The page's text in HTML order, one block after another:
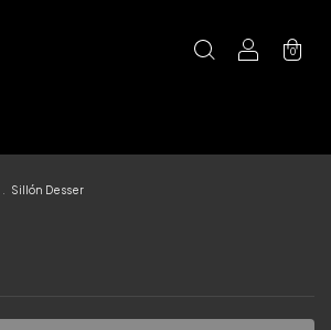
0
Sillón Desser